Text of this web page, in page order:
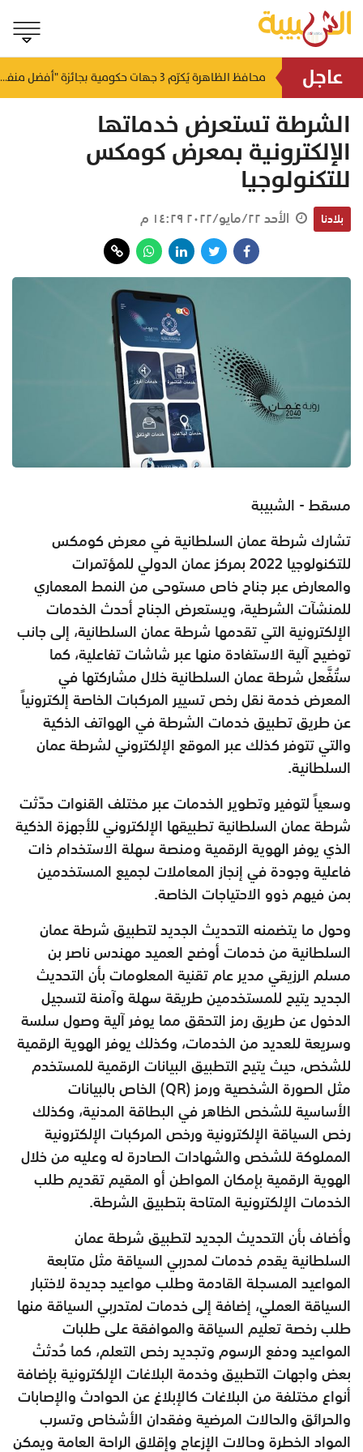
عاجل
منذ ١٠ ساعات منذ ١٠ ساعات محافظ الظاهرة يُكرّم 3 جهات حكومية بجائزة "أفضل منفذ تقديم خدمة" لعام 2025
الشرطة تستعرض خدماتها
الإلكترونية بمعرض كومكس
للتكنولوجيا
بلادنا الأحد ٢٢/مايو/٢٠٢٢ ١٤:٢٩ م
مسقط - الشبيبة
تشارك شرطة عمان السلطانية في معرض كومكس
للتكنولوجيا 2022 بمركز عمان الدولي للمؤتمرات
والمعارض عبر جناح خاص مستوحى من النمط المعماري
للمنشآت الشرطية، ويستعرض الجناح أحدث الخدمات
الإلكترونية التي تقدمها شرطة عمان السلطانية، إلى جانب
توضيح آلية الاستفادة منها عبر شاشات تفاعلية، كما
ستُفَّعل شرطة عمان السلطانية خلال مشاركتها في
المعرض خدمة نقل رخص تسيير المركبات الخاصة إلكترونياً
عن طريق تطبيق خدمات الشرطة في الهواتف الذكية
والتي تتوفر كذلك عبر الموقع الإلكتروني لشرطة عمان
السلطانية.
وسعياً لتوفير وتطوير الخدمات عبر مختلف القنوات حدّثت
شرطة عمان السلطانية تطبيقها الإلكتروني للأجهزة الذكية
الذي يوفر الهوية الرقمية ومنصة سهلة الاستخدام ذات
فاعلية وجودة في إنجاز المعاملات لجميع المستخدمين
بمن فيهم ذوو الاحتياجات الخاصة.
وحول ما يتضمنه التحديث الجديد لتطبيق شرطة عمان
السلطانية من خدمات أوضح العميد مهندس ناصر بن
مسلم الرزيقي مدير عام تقنية المعلومات بأن التحديث
الجديد يتيح للمستخدمين طريقة سهلة وآمنة لتسجيل
الدخول عن طريق رمز التحقق مما يوفر آلية وصول سلسة
وسريعة للعديد من الخدمات، وكذلك يوفر الهوية الرقمية
للشخص، حيث يتيح التطبيق البيانات الرقمية للمستخدم
مثل الصورة الشخصية ورمز (QR) الخاص بالبيانات
الأساسية للشخص الظاهر في البطاقة المدنية، وكذلك
رخص السياقة الإلكترونية ورخص المركبات الإلكترونية
المملوكة للشخص والشهادات الصادرة له وعليه من خلال
الهوية الرقمية بإمكان المواطن أو المقيم تقديم طلب
الخدمات الإلكترونية المتاحة بتطبيق الشرطة.
وأضاف بأن التحديث الجديد لتطبيق شرطة عمان
السلطانية يقدم خدمات لمدربي السياقة مثل متابعة
المواعيد المسجلة القادمة وطلب مواعيد جديدة لاختبار
السياقة العملي، إضافة إلى خدمات لمتدربي السياقة منها
طلب رخصة تعليم السياقة والموافقة على طلبات
المواعيد ودفع الرسوم وتجديد رخص التعلم، كما حُدثتْ
بعض واجهات التطبيق وخدمة البلاغات الإلكترونية بإضافة
أنواع مختلفة من البلاغات كالإبلاغ عن الحوادث والإصابات
والحرائق والحالات المرضية وفقدان الأشخاص وتسرب
المواد الخطرة وحالات الإزعاج وإقلاق الراحة العامة ويمكن